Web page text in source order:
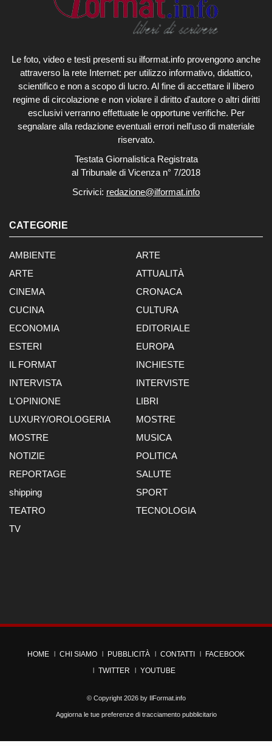
Le foto, video e testi presenti su ilformat.info provengono anche
attraverso la rete Internet: per utilizzo informativo, didattico,
scientifico e non a scopo di lucro. Al fine di accettare il libero
regime di circolazione e non violare il diritto d'autore o altri diritti
esclusivi verranno effettuate le opportune verifiche. Per
segnalare alla redazione eventuali errori nell'uso di materiale
riservato.
Testata Giornalistica Registrata
al Tribunale di Vicenza n° 7/2018
Scrivici: redazione@ilformat.info
CATEGORIE
AMBIENTE
ARTE
ARTE
ATTUALITÀ
CINEMA
CRONACA
CUCINA
CULTURA
ECONOMIA
EDITORIALE
ESTERI
EUROPA
IL FORMAT
INCHIESTE
INTERVISTA
INTERVISTE
L'OPINIONE
LIBRI
LUXURY/OROLOGERIA
MOSTRE
MOSTRE
MUSICA
NOTIZIE
POLITICA
REPORTAGE
SALUTE
shipping
SPORT
TEATRO
TECNOLOGIA
TV
HOME CHI SIAMO PUBBLICITÀ CONTATTI
FACEBOOK
TWITTER
YOUTUBE
© Copyright 2026 by IlFormat.info
Aggiorna le tue preferenze di tracciamento pubblicitario